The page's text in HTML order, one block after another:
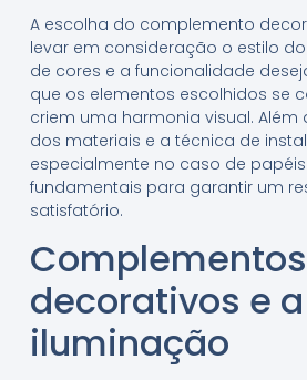
A escolha do complemento
levar em consideração o estilo
de cores e a funcionalidade
que os elementos escolhidos se
criem uma harmonia visual. Além
dos materiais e a técnica de
especialmente no caso de
fundamentais para garantir um
satisfatório.
Complementos
decorativos e a
iluminação